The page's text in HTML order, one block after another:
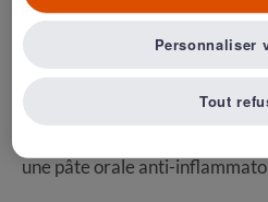
Dès le lendemain matin,
gonflement sur le plat de
droit. Le vétérinaire est
évoque une réaction
une pâte orale anti-
Tout
Personnaliser